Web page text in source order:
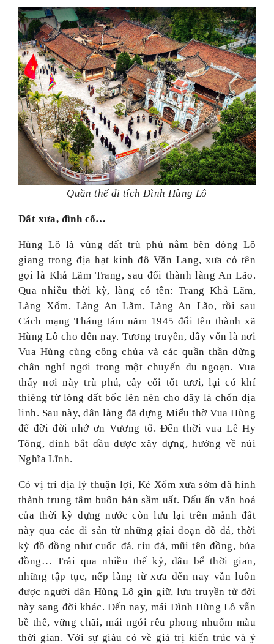
Quần thể di tích Đình Hùng Lô
Đất xưa, đình cổ…
Hùng Lô là vùng đất trù phú nằm bên dòng Lô
giang trong địa hạt kinh đô Văn Lang, xưa có tên
gọi là Khả Lãm Trang, sau đổi thành làng An Lão.
Qua nhiều thời kỳ, làng có tên: Trang Khả Lãm,
Làng Xốm, Làng An Lãm, Làng An Lão, rồi sau
Cách mạng Tháng tám năm 1945 đổi tên thành xã
Hùng Lô cho đến nay. Tương truyền, đây vốn là nơi
Vua Hùng cùng công chúa và các quần thần dừng
chân nghỉ ngơi trong một chuyến du ngoạn. Vua
thấy nơi này trù phú, cây cối tốt tươi, lại có khí
thiêng từ lòng đất bốc lên nên cho đây là chốn địa
linh. Sau này, dân làng đã dựng Miếu thờ Vua Hùng
để đời đời nhớ ơn Vương tổ. Đến thời vua Lê Hy
Tông, đình bắt đầu được xây dựng, hướng về núi
Nghĩa Lĩnh.
Có vị trí địa lý thuận lợi, Kẻ Xốm xưa sớm đã hình
thành trung tâm buôn bán sầm uất. Dấu ấn văn hoá
của thời kỳ dựng nước còn lưu lại trên mảnh đất
này qua các di sản từ những giai đoạn đồ đá, thời
kỳ đồ đồng như cuốc đá, rìu đá, mũi tên đồng, búa
đồng… Trải qua nhiều thế kỷ, dâu bể thời gian,
những tập tục, nếp làng từ xưa đến nay vẫn luôn
được người dân Hùng Lô gìn giữ, lưu truyền từ đời
này sang đời khác. Đến nay, mái Đình Hùng Lô vẫn
bề thế, vững chãi, mái ngói rêu phong nhuốm màu
thời gian. Với sự giàu có về giá trị kiến trúc và ý